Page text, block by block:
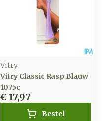
Vitry
Vitry Classic Rasp Blauw
1075c
€ 17,97
Bestel